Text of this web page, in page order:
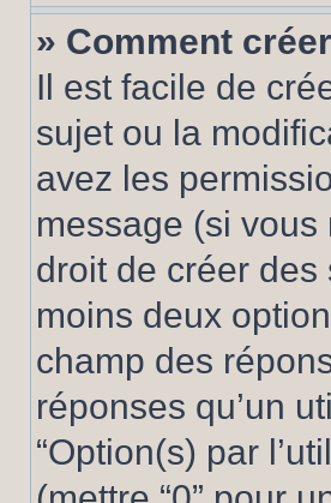
» Comment
Il est facile de
sujet ou la
avez les
message (si vous
droit de créer
moins deux
champ des
réponses qu’un
“Option(s) par